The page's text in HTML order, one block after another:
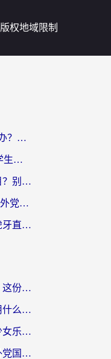
版权地域限制
12123在境外不能登录怎么办？海外党亲测有效的回国加速方案
海外如何看CBA直播？留学生亲测有效的体育赛事观看指南
在国外怎么看咪咕视频节目？别让地域限制挡住你的追剧自由
在国外怎么用全民K歌？海外党亲测不卡顿的回国加速秘籍
海外党必看：国外怎么在虎牙直播不卡顿？附腾讯视频网易云音乐解决方案
在欧洲打街头篮球总卡顿？这份加速器选择指南帮你解决延迟难题
反恐精英：全球攻势海外用什么加速器登录？海外党国服游戏畅玩指南
乌克兰怎么玩梦想协奏曲少女乐团派对？海外党国服游戏加速全攻略（附欧洲重生细胞荒野行动不卡技巧）
玩末剑哪个加速器好？海外党国服游戏畅玩终极指南（附3款热门游戏实测）